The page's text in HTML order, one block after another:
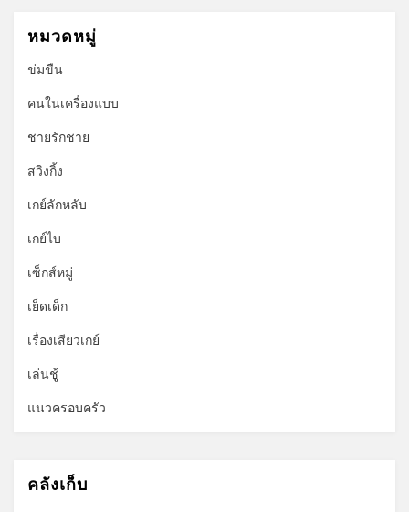
หมวดหมู่
ข่มขืน
คนในเครื่องแบบ
ชายรักชาย
สวิงกิ้ง
เกย์ลักหลับ
เกย์ไบ
เซ็กส์หมู่
เย็ดเด็ก
เรื่องเสียวเกย์
เล่นชู้
แนวครอบครัว
คลังเก็บ